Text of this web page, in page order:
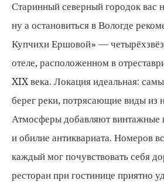
Старинный северный городок вас
ну а остановиться в Вологде
Купчихи Ершовой» —
отеле, расположенном в
XIX века. Локация идеальная:
берег реки, потрясающие виды из
Атмосферы добавляют винтажные
и обилие антиквариата. Номеров
каждый мог почувствовать себя
ресторан при гостинице приятно